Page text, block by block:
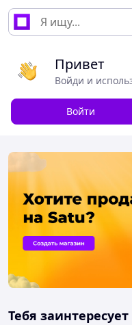
Привет
Войди и
Войти
Тебя заинтересует